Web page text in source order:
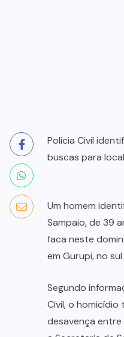
Polícia Civil
buscas para
Um homem
Sampaio, de 39
faca neste
em Gurupi, no
Segundo
Civil, o
desavença entre